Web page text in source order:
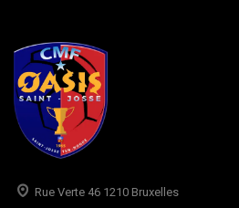
Rue Verte 46 1210 Bruxelles